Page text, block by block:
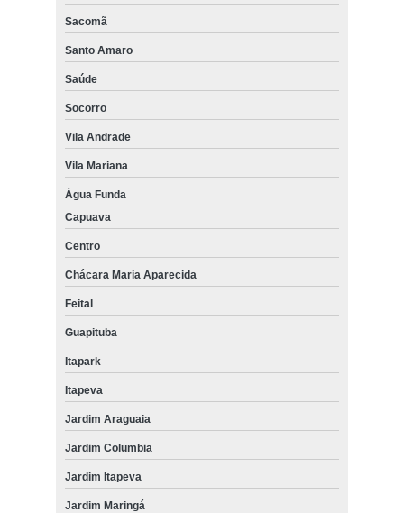
Sacomã
Santo Amaro
Saúde
Socorro
Vila Andrade
Vila Mariana
Água Funda
Capuava
Centro
Chácara Maria Aparecida
Feital
Guapituba
Itapark
Itapeva
Jardim Araguaia
Jardim Columbia
Jardim Itapeva
Jardim Maringá